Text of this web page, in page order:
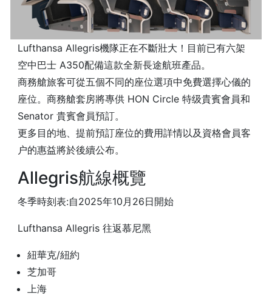
Lufthansa Allegris機隊正在不斷壯大！目前已有六架
空中巴士 A350配備這款全新長途航班產品。
商務艙旅客可從五個不同的座位選項中免費選擇心儀的
座位。商務艙套房將專供 HON Circle 特级貴賓會員和
Senator 貴賓會員預訂。
更多目的地、提前預訂座位的費用詳情以及資格會員客
户的惠益將於後續公布。
Allegris航線概覽
冬季時刻表:自2025年10月26日開始
Lufthansa Allegris 往返慕尼黑
紐華克/紐約
芝加哥
上海